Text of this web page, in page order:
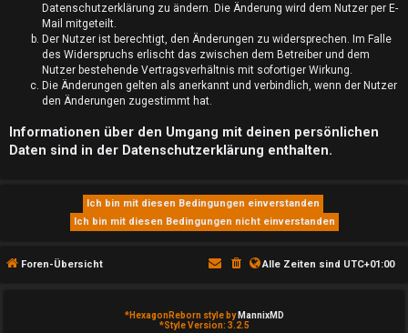
h
F
Datenschutzerklärung zu ändern. Die Änderung wird dem Nutzer per E-
Mail mitgeteilt.
Der Nutzer ist berechtigt, den Änderungen zu widersprechen. Im Falle
des Widerspruchs erlischt das zwischen dem Betreiber und dem
Nutzer bestehende Vertragsverhältnis mit sofortiger Wirkung.
Die Änderungen gelten als anerkannt und verbindlich, wenn der Nutzer
den Änderungen zugestimmt hat.
Informationen über den Umgang mit deinen persönlichen
Daten sind in der Datenschutzerklärung enthalten.
Foren-Übersicht Alle Zeiten sind UTC+01:00
*HexagonReborn style by MannixMD
*Style Version: 3.2.5